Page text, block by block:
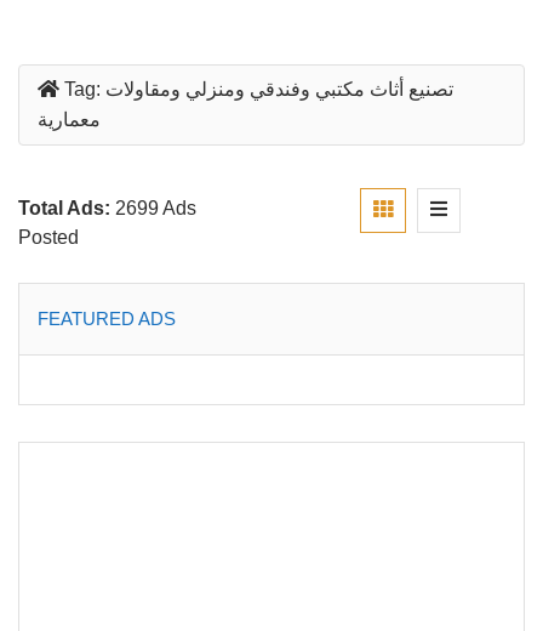
Tag: تصنيع أثاث مكتبي وفندقي ومنزلي ومقاولات
معمارية
Total Ads: 2699 Ads
Posted
FEATURED ADS